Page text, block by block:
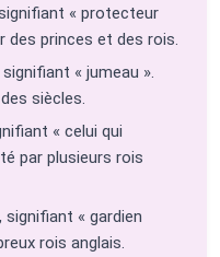
« protecteur
des princes et des rois.
« jumeau ».
siècles.
« celui qui
par plusieurs rois
signifiant « gardien
rois anglais.